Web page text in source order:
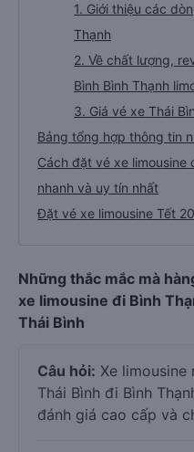
1. Giới thiệu các
Thạnh
2. Về chất lượng,
Bình Bình Thạnh
3. Giá vé xe Thái
Bảng tổng hợp thông tin
Cách đặt vé xe limousine
nhanh và uy tín nhất
Đặt vé xe limousine Tết
Những thắc mắc mà
xe limousine đi Bình
Thái Bình
Câu hỏi: Xe limousine
Thái Bình đi Bình
đánh giá cao cấp và